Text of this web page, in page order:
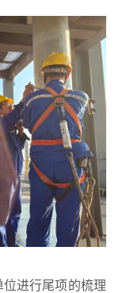
进行尾项的梳理